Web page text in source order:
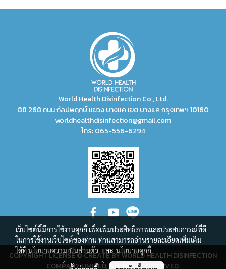
World Health Disinfection Co., Ltd.
88 268 ถนน กัลปพฤกษ์ แขวง บางแค เขต บางแค กรุงเทพฯ 10160
worldhealthdisinfection@gmail.com
โทร:065-556-6294
COPYRIGHT LICENSE © CREATE BY WORLD HEALTH DISINFECTION
COMPANY LIMITED, ALL RIGHT RESERVED.
เว็บไซต์นี้มีการใช้งานคุกกี้ เพื่อเพิ่มประสิทธิภาพและประสบการณ์ที่ดี
ในการใช้งานเว็บไซต์ของท่าน ท่านสามารถอ่านรายละเอียดเพิ่มเติม
ได้ที่นโยบายความเป็นส่วนตัว และ นโยบายคุกกี้